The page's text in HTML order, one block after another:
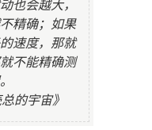
也会越大，
精确；如果
速度，那就
不能精确测
的宇宙》